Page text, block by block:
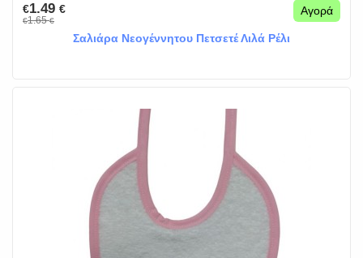
€1.49 €
€1.65€
Αγορά
Σαλιάρα Νεογέννητου Πετσετέ Λιλά Ρέλι